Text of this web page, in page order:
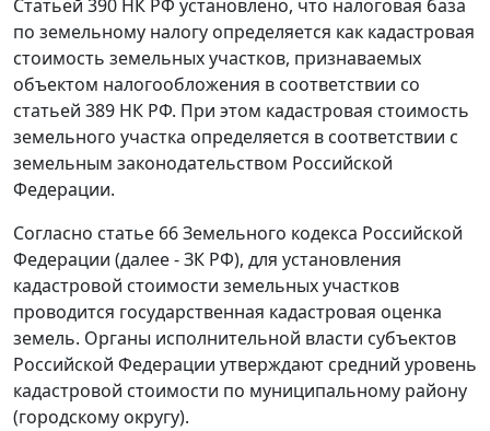
Статьей 390 НК РФ установлено, что налоговая база
по земельному налогу определяется как кадастровая
стоимость земельных участков, признаваемых
объектом налогообложения в соответствии со
статьей 389 НК РФ. При этом кадастровая стоимость
земельного участка определяется в соответствии с
земельным законодательством Российской
Федерации.
Согласно статье 66Земельного кодекса Российской
Федерации (далее - ЗК РФ), для установления
кадастровой стоимости земельных участков
проводится государственная кадастровая оценка
земель. Органы исполнительной власти субъектов
Российской Федерации утверждают средний уровень
кадастровой стоимости по муниципальному району
(городскому округу).